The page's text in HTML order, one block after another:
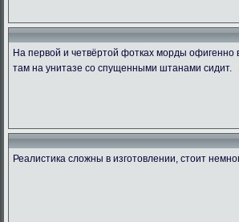
266.47 Kb.
Скачано: 76
204.42
На первой и четвёртой фотках морды офигенно
там на унитазе со спущенными штанами сидит.
Реалистика сложны в изготовлении, стоит